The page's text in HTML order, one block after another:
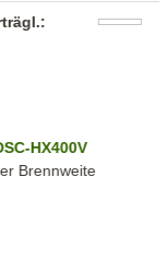
HX400V
Brennweite